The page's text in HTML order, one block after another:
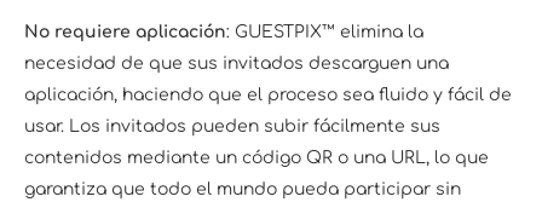
No requiere aplicación: GUESTPIX™ elimina la
necesidad de que sus invitados descarguen una
aplicación, haciendo que el proceso sea fluido y fácil de
usar. Los invitados pueden subir fácilmente sus
contenidos mediante un código QR o una URL, lo que
garantiza que todo el mundo pueda participar sin